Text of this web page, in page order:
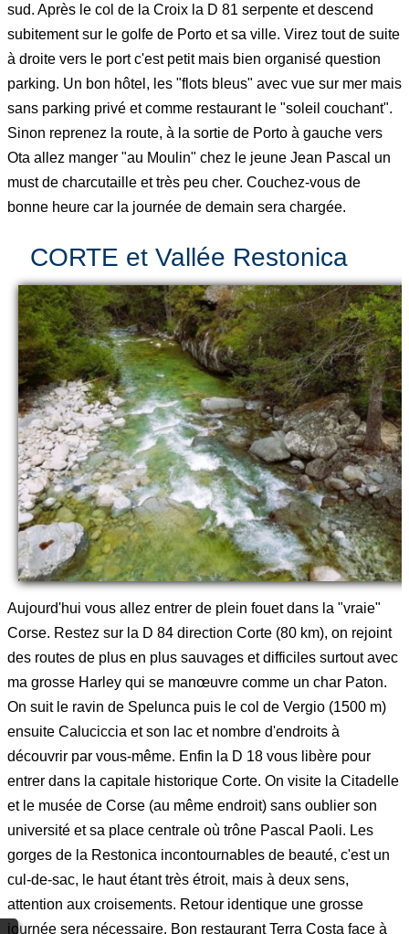
sud. Après le col de la Croix la D 81 serpente et descend
subitement sur le golfe de Porto et sa ville. Virez tout de suite
à droite vers le port c'est petit mais bien organisé question
parking. Un bon hôtel, les "flots bleus" avec vue sur mer mais
sans parking privé et comme restaurant le "soleil couchant".
Sinon reprenez la route, à la sortie de Porto à gauche vers
Ota allez manger "au Moulin" chez le jeune Jean Pascal un
must de charcutaille et très peu cher. Couchez-vous de
bonne heure car la journée de demain sera chargée.
CORTE et Vallée Restonica
Aujourd'hui vous allez entrer de plein fouet dans la "vraie"
Corse. Restez sur la D 84 direction Corte (80 km), on rejoint
des routes de plus en plus sauvages et difficiles surtout avec
ma grosse Harley qui se manœuvre comme un char Paton.
On suit le ravin de Spelunca puis le col de Vergio (1500 m)
ensuite Caluciccia et son lac et nombre d'endroits à
découvrir par vous-même. Enfin la D 18 vous libère pour
entrer dans la capitale historique Corte. On visite la Citadelle
et le musée de Corse (au même endroit) sans oublier son
université et sa place centrale où trône Pascal Paoli. Les
gorges de la Restonica incontournables de beauté, c'est un
cul-de-sac, le haut étant très étroit, mais à deux sens,
attention aux croisements. Retour identique une grosse
journée sera nécessaire. Bon restaurant Terra Costa face à